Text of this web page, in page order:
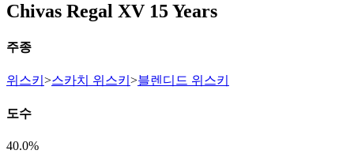
Chivas Regal XV 15 Years
주종
위스키 >스카치 위스키 >블렌디드 위스키
도수
40.0%